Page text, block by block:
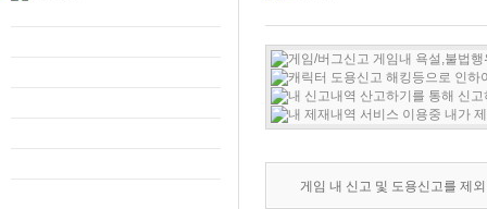
게임 내 신고 및 도용신고를 제